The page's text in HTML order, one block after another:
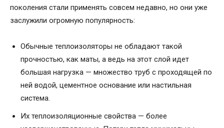
поколения стали применять совсем недавно, но они уже
заслужили огромную популярность:
Обычные теплоизоляторы не обладают такой
прочностью, как маты, а ведь на этот слой идет
большая нагрузка — множество труб с проходящей по
ней водой, цементное основание или настильная
система.
Их теплоизоляционные свойства — более